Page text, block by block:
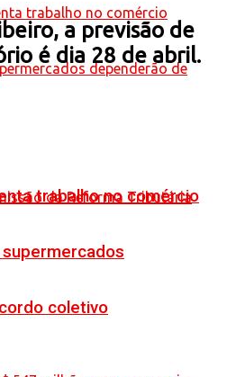
trabalho no comércio
coletivo
a previsão de
é dia 28 de abril.